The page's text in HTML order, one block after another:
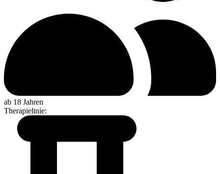
ab 18 Jahren
Therapielinie: